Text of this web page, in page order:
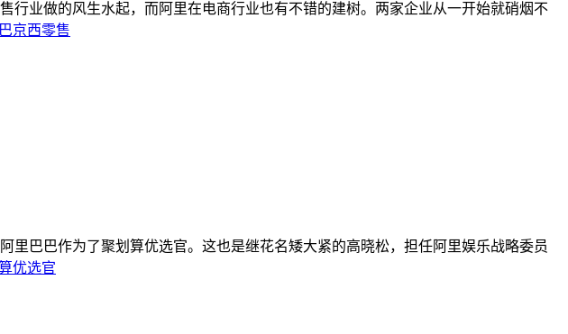
行业做的风生水起，而阿里在电商行业也有不错的建树。两家企业从一开始就硝烟不
京西零售
里巴巴作为了聚划算优选官。这也是继花名矮大紧的高晓松，担任阿里娱乐战略委员
优选官